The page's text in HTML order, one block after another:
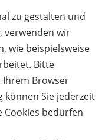
zu gestalten und
verwenden wir
wie beispielsweise
Bitte
Ihrem Browser
können Sie jederzeit
Cookies bedürfen
Spielplatz an der
für die Kleinen
hin zu
mit köstlichem
und